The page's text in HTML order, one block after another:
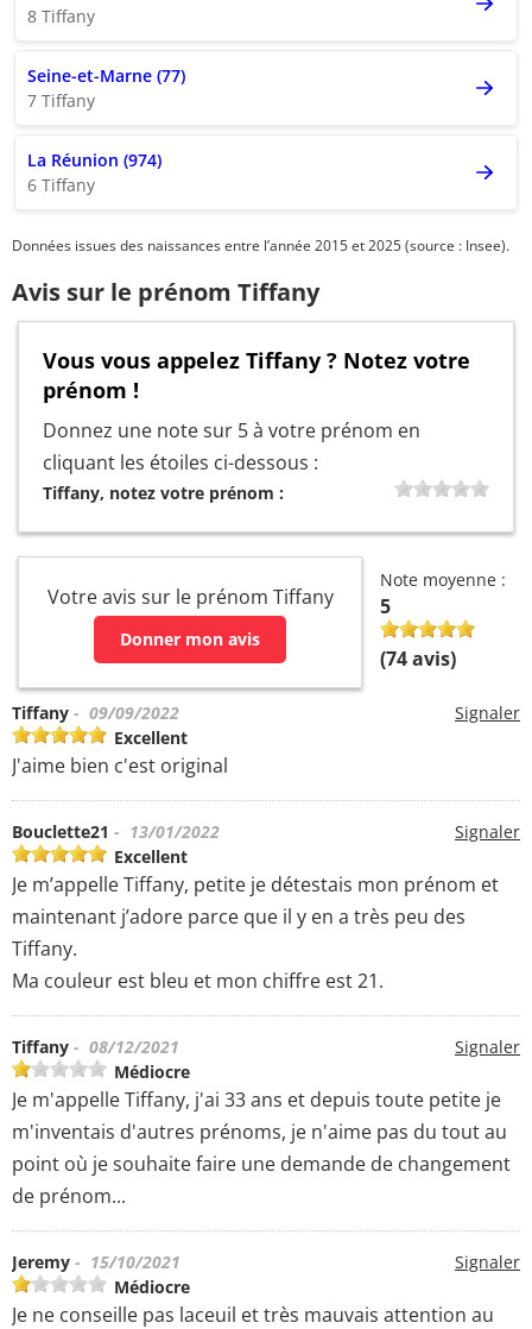
8 Tiffany
Seine-et-Marne (77)
7 Tiffany
La Réunion (974)
6 Tiffany
Données issues des naissances entre l’année 2015 et 2025 (source : Insee).
Avis sur le prénom Tiffany
Vous vous appelez Tiffany ? Notez votre
prénom !
Donnez une note sur 5 à votre prénom en
cliquant les étoiles ci-dessous :
Tiffany, notez votre prénom :
Votre avis sur le prénom Tiffany
Donner mon avis
Note moyenne :
5
(74avis)
Signaler
Tiffany - 09/09/2022
Excellent
J'aime bien c'est original
Signaler
Bouclette21 - 13/01/2022
Excellent
Je m’appelle Tiffany, petite je détestais mon prénom et
maintenant j’adore parce que il y en a très peu des
Tiffany.
Ma couleur est bleu et mon chiffre est 21.
Signaler
Tiffany - 08/12/2021
Médiocre
Je m'appelle Tiffany, j'ai 33 ans et depuis toute petite je
m'inventais d'autres prénoms, je n'aime pas du tout au
point où je souhaite faire une demande de changement
de prénom...
Signaler
Jeremy - 15/10/2021
Médiocre
Je ne conseille pas laceuil et très mauvais attention au